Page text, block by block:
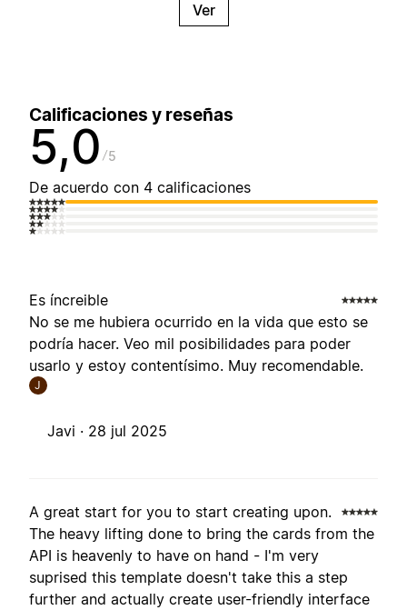
Ver
Calificaciones y reseñas
5,0 5
De acuerdo con 4 calificaciones
Es íncreible
No se me hubiera ocurrido en la vida que esto se
podría hacer. Veo mil posibilidades para poder
usarlo y estoy contentísimo. Muy recomendable.
J
Javi · 28 jul 2025
A great start for you to start creating upon.
The heavy lifting done to bring the cards from the
API is heavenly to have on hand - I'm very
suprised this template doesn't take this a step
further and actually create user-friendly interface